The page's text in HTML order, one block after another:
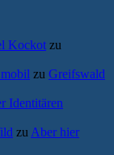
Kockot zu
zu Greifswald
Identitären
zu Aber hier